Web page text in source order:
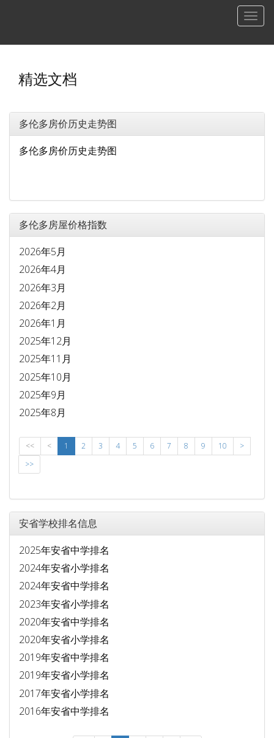
菜
精选文档
多伦多房价历史走势图
多伦多房价历史走势图
多伦多房屋价格指数
2026年5月
2026年4月
2026年3月
2026年2月
2026年1月
2025年12月
2025年11月
2025年10月
2025年9月
2025年8月
<< < 1 2 3 4 5 6 7 8 9 10
>
>>
安省学校排名信息
2025年安省中学排名
2024年安省小学排名
2024年安省中学排名
2023年安省小学排名
2020年安省中学排名
2020年安省小学排名
2019年安省中学排名
2019年安省小学排名
2017年安省小学排名
2016年安省中学排名